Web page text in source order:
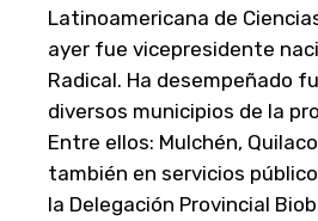
Latinoamericana de
ayer fue vicepresidente
Radical. Ha desempeñado
diversos municipios de la
Entre ellos: Mulchén,
también en servicios
la Delegación Provincial